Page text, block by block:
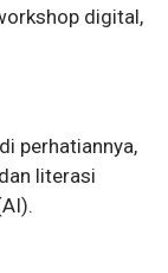
digital,
perhatiannya,
literasi